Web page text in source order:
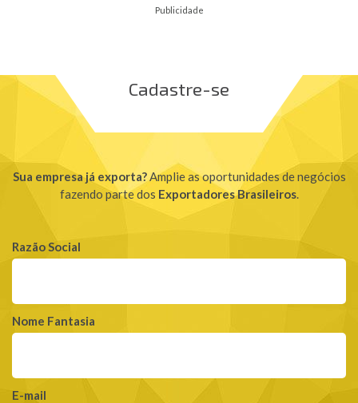
Publicidade
Cadastre-se
Sua empresa já exporta?Amplie as oportunidades de negócios
fazendo parte dos Exportadores Brasileiros.
Razão Social
Nome Fantasia
E-mail